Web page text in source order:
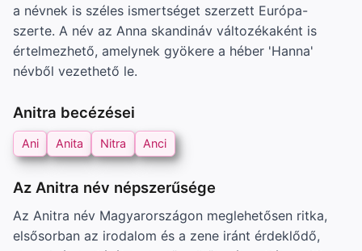
a névnek is széles ismertséget szerzett Európa-
szerte. A név az Anna skandináv változékaként is
értelmezhető, amelynek gyökere a héber 'Hanna'
névből vezethető le.
Anitra becézései
Ani Anita Nitra Anci
Az Anitra név népszerűsége
Az Anitra név Magyarországon meglehetősen ritka,
elsősorban az irodalom és a zene iránt érdeklődő,